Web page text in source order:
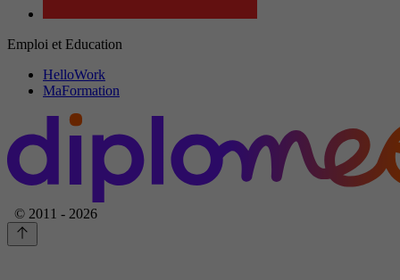
Emploi et Education
HelloWork
MaFormation
© 2011 - 2026